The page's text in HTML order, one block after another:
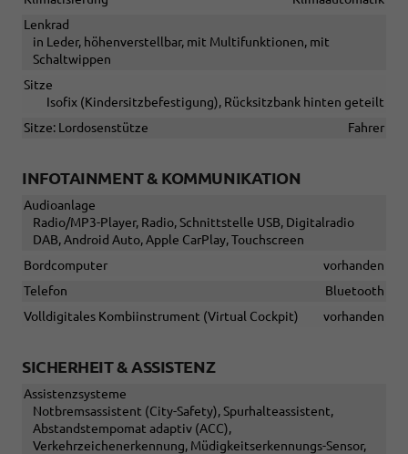
Lenkrad
in Leder, höhenverstellbar, mit Multifunktionen, mit
Schaltwippen
Sitze
Isofix (Kindersitzbefestigung), Rücksitzbank hinten geteilt
Sitze: Lordosenstütze
Fahrer
INFOTAINMENT & KOMMUNIKATION
Audioanlage
Radio/MP3-Player, Radio, Schnittstelle USB, Digitalradio
DAB, Android Auto, Apple CarPlay, Touchscreen
Bordcomputer
vorhanden
Telefon
Bluetooth
Volldigitales Kombiinstrument (Virtual Cockpit)
vorhanden
SICHERHEIT & ASSISTENZ
Assistenzsysteme
Notbremsassistent (City-Safety), Spurhalteassistent,
Abstandstempomat adaptiv (ACC),
Verkehrzeichenerkennung, Müdigkeitserkennungs-Sensor,